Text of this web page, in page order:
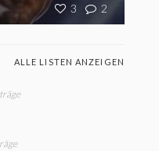
3 2
ALLE LISTEN ANZEIGEN